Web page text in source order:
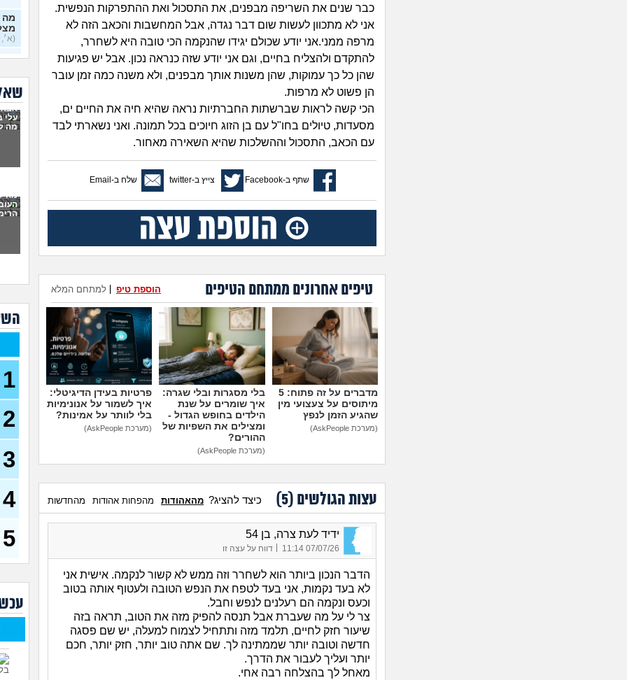
כבר שנים את השריפה מבפנים, את התסכול ואת ההתפרקות הנפשית.
אני לא מתכוון לעשות שום דבר נגדה, אבל המחשבות והכאב הזה לא
מרפה ממני.אני יודע שכולם יגידו שהנקמה הכי טובה היא לשחרר,
להתקדם ולהצליח בחיים, וגם אני יודע שזה כנראה נכון. אבל יש פגיעות
שהן כל כך עמוקות, שהן משנות אותך מבפנים, ולא משנה כמה זמן עובר
הן פשוט לא מרפות.
הכי קשה לראות שברשתות החברתיות נראה שהיא חיה את החיים ים,
מסעדות, טיולים בחו"ל עם בן הזוג חיוכים בכל תמונה. ואני נשארתי לבד
עם הכאב, התסכול וההשלכות שהיא השאירה מאחור.
שתף ב-Facebook צייץ ב-twitter שלח ב-Email
טיפים אחרונים ממתחם הטיפים למתחם המלא הוספת טיפ
מדברים על זה פתוח: 5
מיתוסים על צעצועי מין
שהגיע הזמן לנפץ
(מערכת AskPeople)
בלי מסגרות ובלי שגרה:
איך שומרים על שנת
הילדים בחופש הגדול -
ומצילים את השפיות של
ההורים?
(מערכת AskPeople)
פרטיות בעידן הדיגיטלי:
איך לשמור על אנונימיות
בלי לוותר על אמינות?
(מערכת AskPeople)
עצות הגולשים (5
) כיצד להציג? מהאהודות מהפחות אהודות מהחדשות
ידיד לעת צרה, בן 54
07/07/26 11:14 דווח על עצה זו
הדבר הנכון ביותר הוא לשחרר וזה ממש לא קשור לנקמה. אישית אני
לא בעד נקמות, אני בעד לטפח את הנפש הטובה ולעטוף אותה בטוב
וכעס ונקמה הם רעלנים לנפש וחבל.
צר לי על מה שעברת אבל תנסה להפיק מזה את הטוב, תראה בזה
שיעור חזק לחיים, תלמד מזה ותתחיל לצמוח למעלה, יש שם פסגה
חדשה וטובה יותר שממתינה לך. שם אתה טוב יותר, חזק יותר, חכם
יותר ועליך לעבור את הדרך.
מאחל לך בהצלחה רבה אחי.
מה
(א׳,
בן 33)
40)
29)
עלי
מה
מה
1
2
3
4
5